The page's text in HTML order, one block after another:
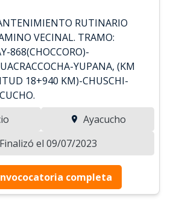
RUTINARIO
VECINAL. TRAMO:
868(CHOCCORO)-
YUPANA, (KM
18+940 KM)-CHUSCHI-
Ayacucho
Finalizó el 09/07/2023
completa